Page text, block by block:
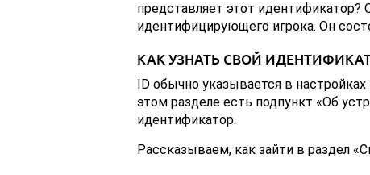
представляет этот идентификатор?
идентифицирующего игрока. Он
КАК УЗНАТЬ СВОЙ
ID обычно указывается в
этом разделе есть подпункт «Об
идентификатор.
Рассказываем, как зайти в раздел